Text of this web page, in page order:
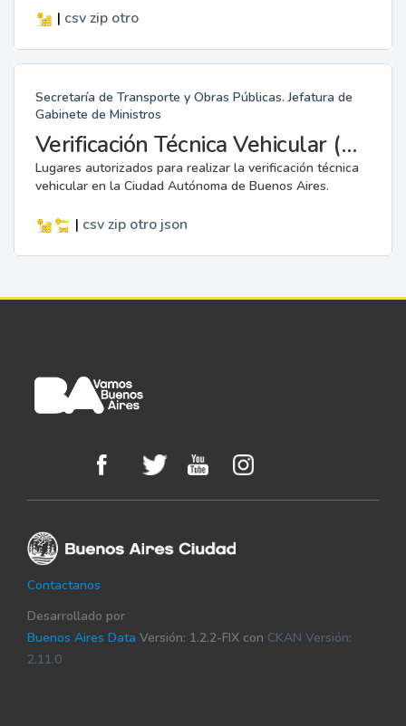
| csv zip otro
Secretaría de Transporte y Obras Públicas. Jefatura de
Gabinete de Ministros
Verificación Técnica Vehicular (VTV)
Lugares autorizados para realizar la verificación técnica
vehicular en la Ciudad Autónoma de Buenos Aires.
| csv zip otro json
Contactanos
Desarrollado por
Buenos Aires Data Versión: 1.2.2-FIX con CKAN Versión:
2.11.0